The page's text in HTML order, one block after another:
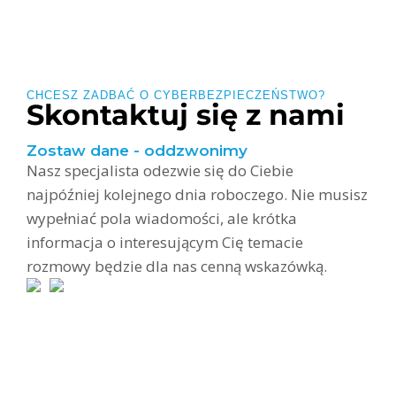
CHCESZ ZADBAĆ O CYBERBEZPIECZEŃSTWO?
Skontaktuj się z nami
Zostaw dane - oddzwonimy
Nasz specjalista odezwie się do Ciebie
najpóźniej kolejnego dnia roboczego. Nie musisz
wypełniać pola wiadomości, ale krótka
informacja o interesującym Cię temacie
rozmowy będzie dla nas cenną wskazówką.